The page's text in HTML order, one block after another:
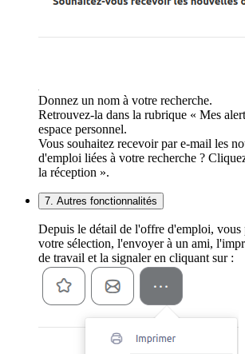
Donnez un nom à votre recherche.
Retrouvez-la dans la rubrique « Mes
espace personnel.
Vous souhaitez recevoir par e-mail les
d'emploi liées à votre recherche ?
la réception ».
7. Autres fonctionnalités
Depuis le détail de l'offre d'emploi, vous
votre sélection, l'envoyer à un ami,
de travail et la signaler en cliquant sur :